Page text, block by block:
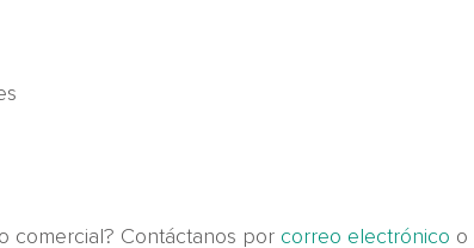
comercial? Contáctanos por correo electrónico o